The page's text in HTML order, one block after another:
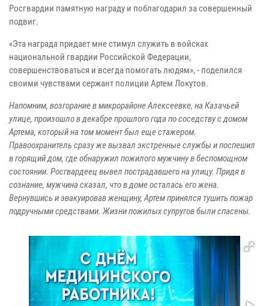
Росгвардии памятную награду и поблагодарил за совершенный
подвиг.
«Эта награда придает мне стимул служить в войсках
национальной гвардии Российской Федерации,
совершенствоваться и всегда помогать людям», - поделился
своими чувствами сержант полиции Артем Локутов.
Напомним, возгорание в микрорайоне Алексеевке, на Казачьей
улице, произошло в декабре прошлого года по соседству с домом
Артема, который на том момент был еще стажером.
Правоохранитель сразу же вызвал экстренные службы и поспешил
в горящий дом, где обнаружил пожилого мужчину в беспомощном
состоянии. Росгвардеец вывел пострадавшего на улицу. Придя в
сознание, мужчина сказал, что в доме осталась его жена.
Вернувшись и эвакуировав женщину, Артем принялся тушить пожар
подручными средствами. Жизни пожилых супругов были спасены.